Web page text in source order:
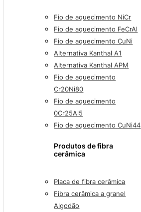
Fio de aquecimento NiCr
Fio de aquecimento FeCrAl
Fio de aquecimento CuNi
Alternativa Kanthal A1
Alternativa Kanthal APM
Fio de aquecimento
Cr20Ni80
Fio de aquecimento
0Cr25Al5
Fio de aquecimento CuNi44
Produtos de fibra
cerâmica
Placa de fibra cerâmica
Fibra cerâmica a granel
Algodão